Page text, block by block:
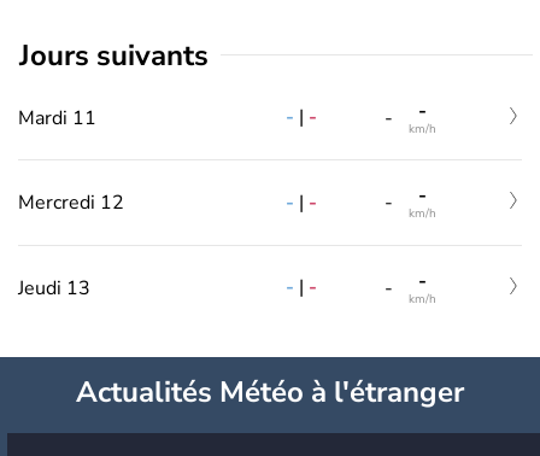
jours suivants
Mardi 11 - | - - -
km/h
Mercredi 12 - | - - -
km/h
Jeudi 13 - | - - -
km/h
Actualités Météo à l'étranger